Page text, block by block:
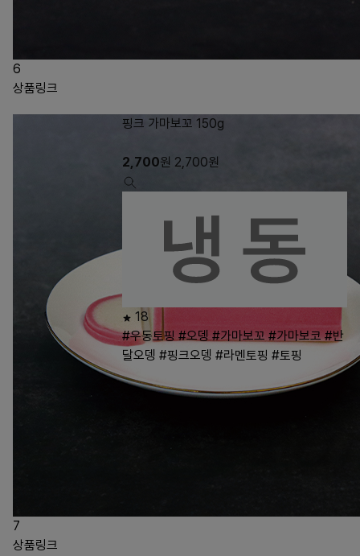
6
상품링크
7
핑크 가마보꼬 150g
2,700원 2,700원
18
#우동토핑 #오뎅 #가마보꼬 #가마보코 #반
달오뎅 #핑크오뎅 #라멘토핑 #토핑
상품링크